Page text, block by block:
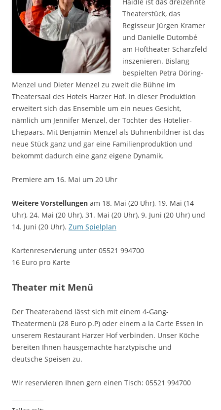
Theaterstück, das
Regisseur Jürgen Kramer
und Danielle Dutombé
am Hoftheater Scharzfeld
inszenieren. Bislang
bespielten Petra Döring-
Menzel und Dieter Menzel zu zweit die Bühne im
Theatersaal des Hotels Harzer Hof. In dieser Produktion
erweitert sich das Ensemble um ein neues Gesicht,
nämlich um Jennifer Menzel, der Tochter des Hotelier-
Ehepaars. Mit Benjamin Menzel als Bühnenbildner ist das
neue Stück ganz und gar eine Familienproduktion und
bekommt dadurch eine ganz eigene Dynamik.
Premiere am 16. Mai um 20 Uhr
Weitere Vorstellungen am 18. Mai (20 Uhr), 19. Mai (14
Uhr), 24. Mai (20 Uhr), 31. Mai (20 Uhr), 9. Juni (20 Uhr) und
14. Juni (20 Uhr). Zum Spielplan
Kartenreservierung unter 05521 994700
16 Euro pro Karte
Theater mit Menü
Der Theaterabend lässt sich mit einem 4-Gang-
Theatermenü (28 Euro p.P) oder einem a la Carte Essen in
unserem Restaurant Harzer Hof verbinden. Unser Köche
bereiten Ihnen hausgemachte harztypische und
deutsche Speisen zu.
Wir reservieren Ihnen gern einen Tisch: 05521 994700